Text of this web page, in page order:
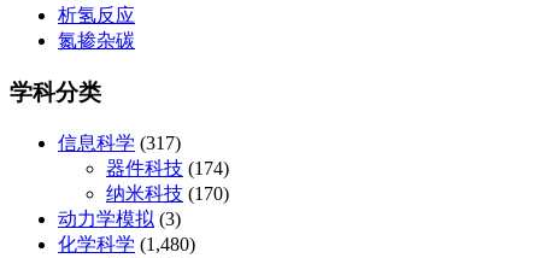
析氢反应
氮掺杂碳
学科分类
信息科学 (317)
器件科技 (174)
纳米科技 (170)
动力学模拟 (3)
化学科学 (1,480)